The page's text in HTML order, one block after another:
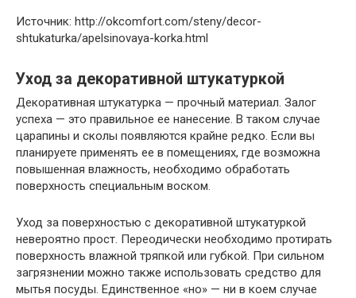
Источник: http://okcomfort.com/steny/decor-
shtukaturka/apelsinovaya-korka.html
Уход за декоративной штукатуркой
Декоративная штукатурка — прочный материал. Залог
успеха — это правильное ее нанесение. В таком случае
царапины и сколы появляются крайне редко. Если вы
планируете применять ее в помещениях, где возможна
повышенная влажность, необходимо обработать
поверхность специальным воском.
Уход за поверхностью с декоративной штукатуркой
невероятно прост. Переодически необходимо протирать
поверхность влажной тряпкой или губкой. При сильном
загрязнении можно также использовать средство для
мытья посуды. Единственное «но» — ни в коем случае